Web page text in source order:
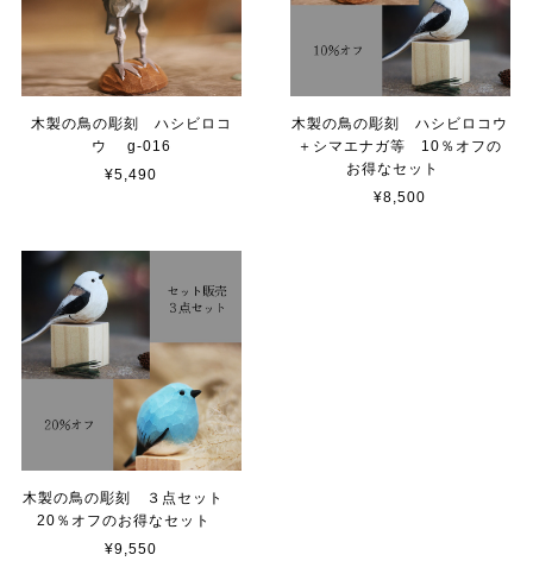
木製の鳥の彫刻 ハシビロコ
ウ g-016
¥5,490
木製の鳥の彫刻 ハシビロコウ
＋シマエナガ等 10％オフの
お得なセット
¥8,500
木製の鳥の彫刻 ３点セット
20％オフのお得なセット
¥9,550